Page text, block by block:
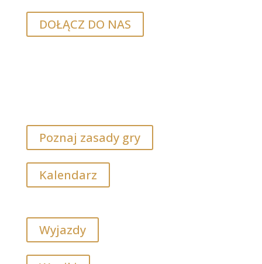
DOŁĄCZ DO NAS
Poznaj zasady gry
Kalendarz
Wyjazdy